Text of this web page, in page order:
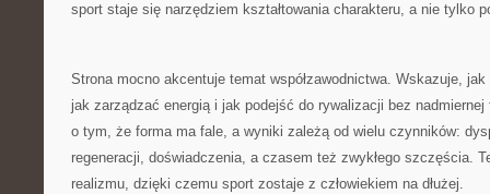
sport staje się narzędziem kształtowania charakteru, a nie tylko
Strona mocno akcentuje temat współzawodnictwa. Wskazuje,
jak zarządzać energią i jak podejść do rywalizacji bez
o tym, że forma ma fale, a wyniki zależą od wielu czynników:
regeneracji, doświadczenia, a czasem też zwykłego szczęścia.
realizmu, dzięki czemu sport zostaje z człowiekiem na dłużej.